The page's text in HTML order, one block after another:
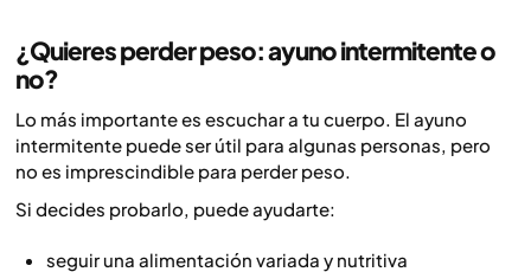
¿Quieres perder peso: ayuno intermitente o
no?
Lo más importante es escuchar a tu cuerpo. El ayuno
intermitente puede ser útil para algunas personas, pero
no es imprescindible para perder peso.
Si decides probarlo, puede ayudarte:
seguir una alimentación variada y nutritiva